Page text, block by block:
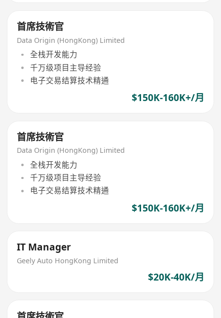
首席技術官
Data Origin (HongKong) Limited
全栈开发能力
千万级项目主导经验
电子交易结算技术精通
$150K-160K+/月
首席技術官
Data Origin (HongKong) Limited
全栈开发能力
千万级项目主导经验
电子交易结算技术精通
$150K-160K+/月
IT Manager
Geely Auto HongKong Limited
$20K-40K/月